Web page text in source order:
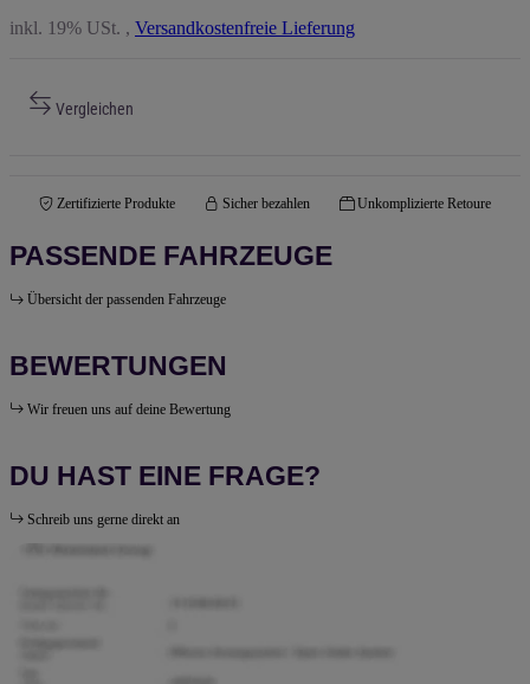
inkl. 19% USt. , Versandkostenfreie Lieferung
Vergleichen
Zertifizierte Produkte Sicher bezahlen Unkomplizierte Retoure
PASSENDE FAHRZEUGE
Übersicht der passenden Fahrzeuge
BEWERTUNGEN
Wir freuen uns auf deine Bewertung
DU HAST EINE FRAGE?
Schreib uns gerne direkt an